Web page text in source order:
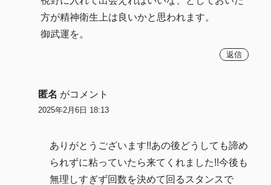
方が精神衛生上は良いかと思われます。
御武運を。
返信
匿名 がコメント
2025年2月6日 18:13
ありがとうございます!!あの後どうしても諦め
られずに粘っていたら来てくれました!!今後も
無理しすぎず回数を決めて回るスタンスで